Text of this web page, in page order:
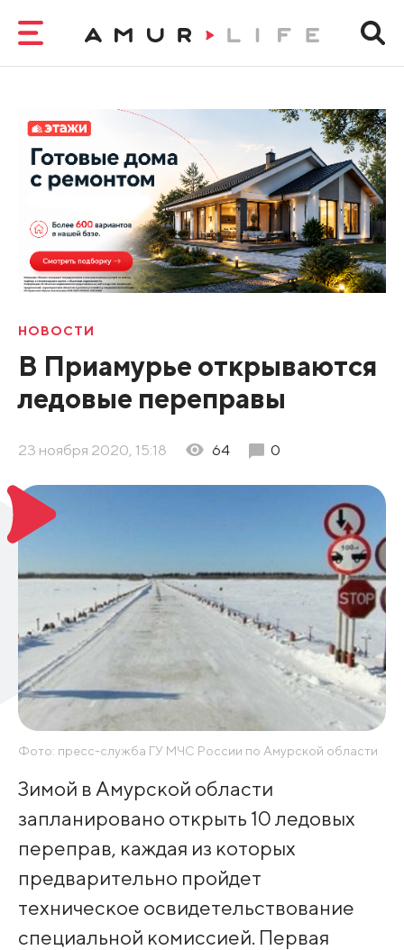
НОВОСТИ
В Приамурье открываются
ледовые переправы
23 ноября 2020, 15:18 64 0
Фото: пресс-служба ГУ МЧС России по Амурской области
Зимой в Амурской области
запланировано открыть 10 ледовых
переправ, каждая из которых
предварительно пройдет
техническое освидетельствование
специальной комиссией. Первая